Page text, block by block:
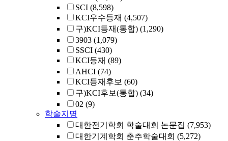
SCI (8,598)
KCI우수등재 (4,507)
구)KCI등재(통합) (1,290)
3903 (1,079)
SSCI (430)
KCI등재 (89)
AHCI (74)
KCI등재후보 (60)
구)KCI후보(통합) (34)
02 (9)
학술지명
대한전기학회 학술대회 논문집 (7,953)
대한기계학회 춘추학술대회 (5,272)